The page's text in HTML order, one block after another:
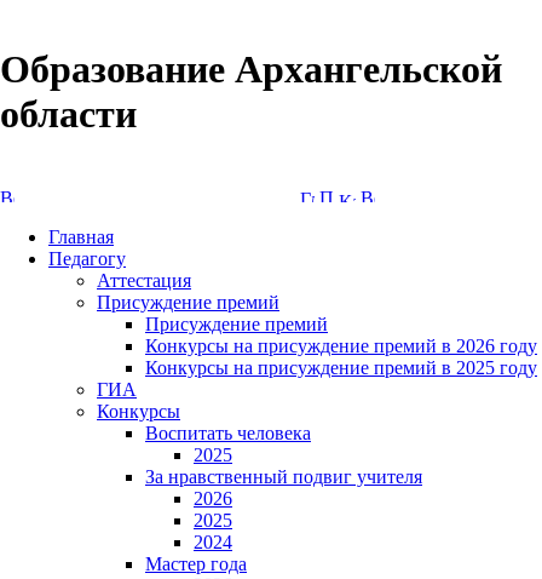
Образование Архангельской
области
Главная
Педагогу
Аттестация
Присуждение премий
Присуждение премий
Конкурсы на присуждение премий в 2026 году
Конкурсы на присуждение премий в 2025 году
ГИА
Конкурсы
Воспитать человека
2025
За нравственный подвиг учителя
2026
2025
2024
Мастер года